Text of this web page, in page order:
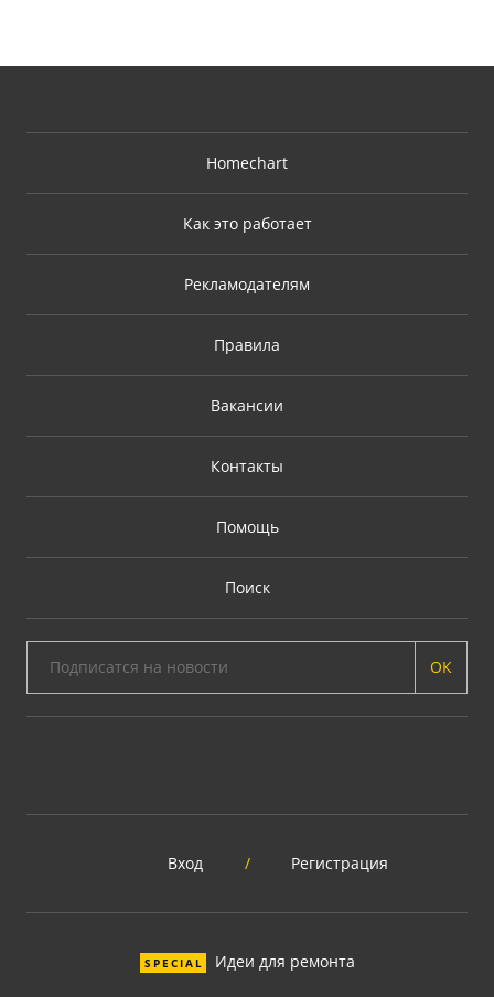
Homechart
Как это работает
Рекламодателям
Правила
Вакансии
Контакты
Помощь
Поиск
ОК
Вход / Регистрация
SPECIAL Идеи для ремонта